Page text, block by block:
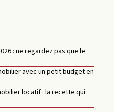
: ne regardez pas que le
avec un petit budget en
locatif : la recette qui